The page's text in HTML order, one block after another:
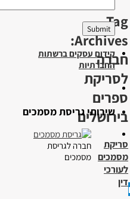
Tag
Archives:
חברה
לסריקת
ספרים
בירושלים
סריקת
מסמכים
לעורכי
דין
קידום עסקים ברשתות
החברתיות
שירותי גריסת מסמכים
חברה לגריסת
מסמכים